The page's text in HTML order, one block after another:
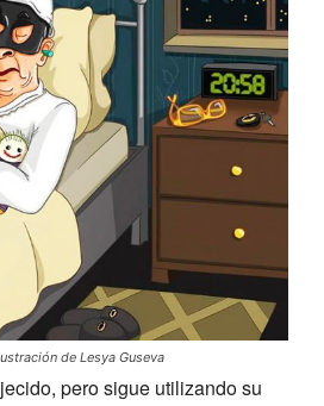
de Lesya Guseva
pero sigue utilizando su